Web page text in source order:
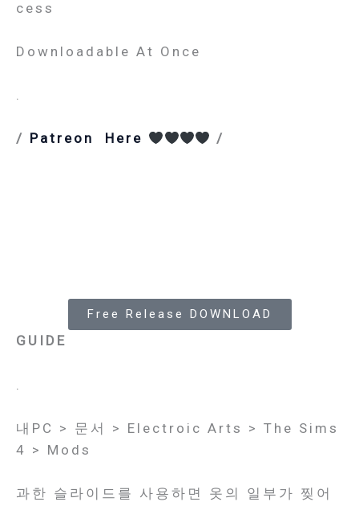
Cess
Downloadable At Once
.
/ Patreon Here /
Free Release DOWNLOAD
GUIDE
내PC > 문서 > Electroic Arts > The Sims
4 > Mods
과한 슬라이드를 사용하면 옷의 일부가 찢어